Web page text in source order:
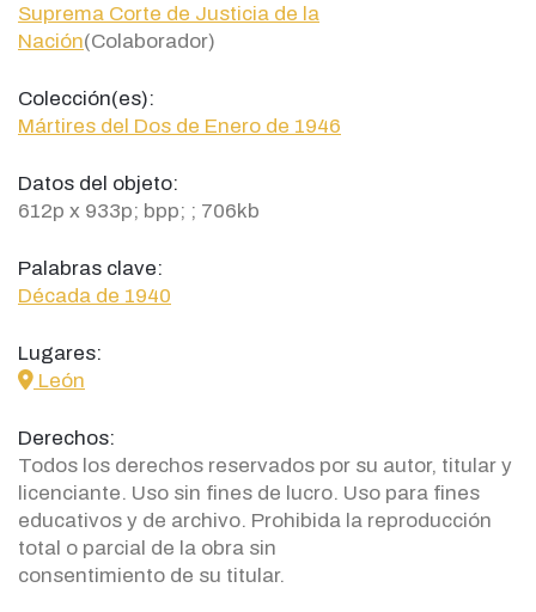
Suprema Corte de Justicia de la
Nación(Colaborador)
Colección(es):
Mártires del Dos de Enero de 1946
Datos del objeto:
612p x 933p; bpp; ; 706kb
Palabras clave:
Década de 1940
Lugares:
icon
León
Derechos:
Todos los derechos reservados por su autor, titular y
licenciante. Uso sin fines de lucro. Uso para fines
educativos y de archivo. Prohibida la reproducción
total o parcial de la obra sin
consentimiento de su titular.